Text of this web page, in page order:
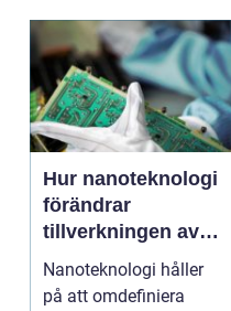
Hur nanoteknologi
förändrar
tillverkningen av
elektronik
Nanoteknologi håller
på att omdefiniera